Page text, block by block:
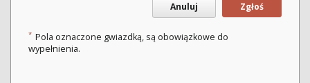
Anuluj Zgłoś
* Pola oznaczone gwiazdką, są obowiązkowe do
wypełnienia.